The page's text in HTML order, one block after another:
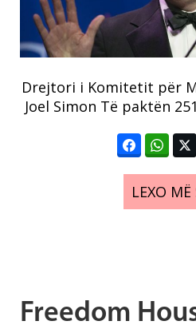
Drejtori i Komitetit për
Joel Simon Të paktën
LEXO
Freedom